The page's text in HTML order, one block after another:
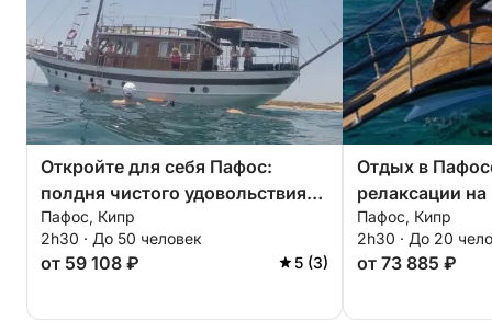
Откройте для себя Пафос:
полдня чистого удовольствия
на борту гулета.
Пафос, Кипр
2h30 · До 50 человек
от 59 108 ₽ 5 (3)
Отдых в
релаксации
Пафос, Кипр
2h30 · До 20
от 73 885 ₽